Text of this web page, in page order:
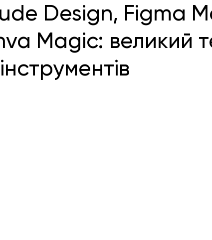
Design, Figma
Magic: великий